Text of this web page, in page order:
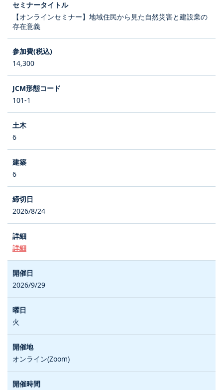
【オンラインセミナー】地域住民から見た自然災害と建設業の
存在意義
14,300
101-1
6
6
2026/8/24
詳細
2026/9/29
火
オンライン(Zoom)